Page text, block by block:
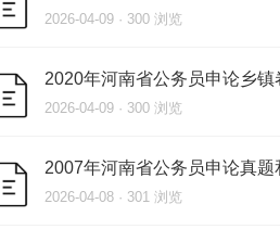
2026-04-09 · 300 浏览
2020年河南省公务员申论乡镇
2026-04-09 · 300 浏览
2007年河南省公务员申论真题
2026-04-08 · 301 浏览